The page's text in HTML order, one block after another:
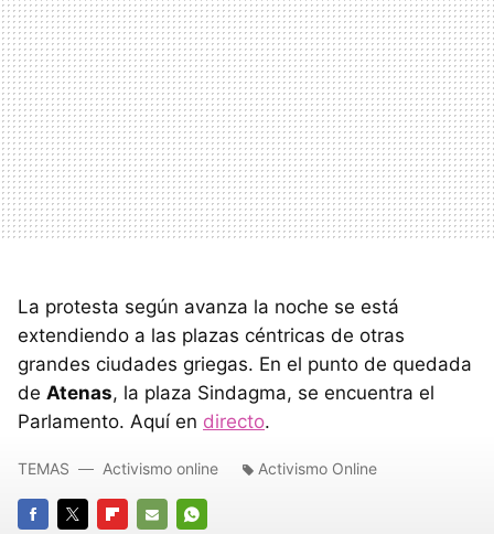
La protesta según avanza la noche se está
extendiendo a las plazas céntricas de otras
grandes ciudades griegas. En el punto de quedada
de Atenas, la plaza Sindagma, se encuentra el
Parlamento. Aquí en directo.
TEMAS Activismo online Activismo Online